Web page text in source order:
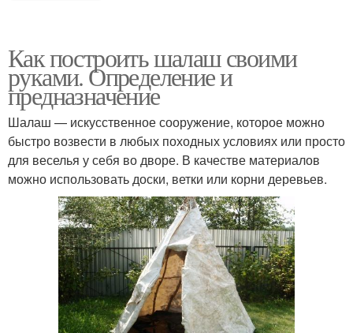
Как построить шалаш своими
руками. Определение и
предназначение
Шалаш — искусственное сооружение, которое можно
быстро возвести в любых походных условиях или просто
для веселья у себя во дворе. В качестве материалов
можно использовать доски, ветки или корни деревьев.